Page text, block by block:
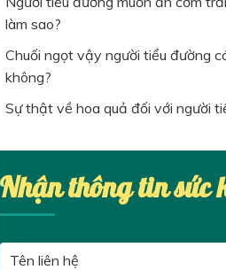
làm sao?
Chuối ngọt vậy người tiểu đường
không?
Sự thật về hoa quả đối với người
Nhận thông tin sức